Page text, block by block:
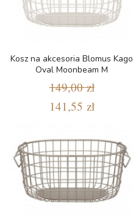
Kosz na akcesoria Blomus Kago
Oval Moonbeam M
149,00 zł
141,55 zł